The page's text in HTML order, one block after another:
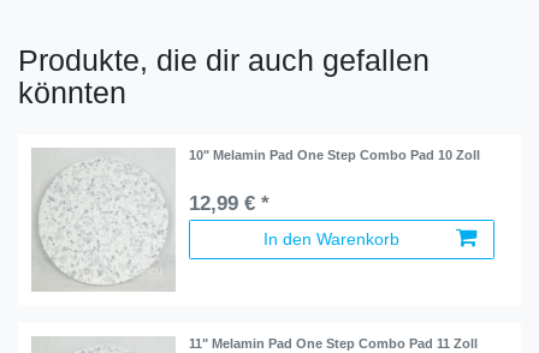
Produkte, die dir auch gefallen
könnten
10" Melamin Pad One Step Combo Pad 10 Zoll
12,99 € *
In den Warenkorb
11" Melamin Pad One Step Combo Pad 11 Zoll